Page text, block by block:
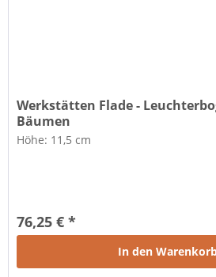
Werkstätten Flade -
Bäumen
Höhe: 11,5 cm
76,25 € *
In den